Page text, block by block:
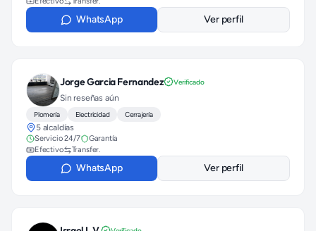
WhatsApp Ver perfil
Jorge Garcia Fernandez Verificado
Sin reseñas aún
Plomería Electricidad Cerrajería
5 alcaldías
Servicio 24/7
Garantía
Efectivo
Transfer.
WhatsApp Ver perfil